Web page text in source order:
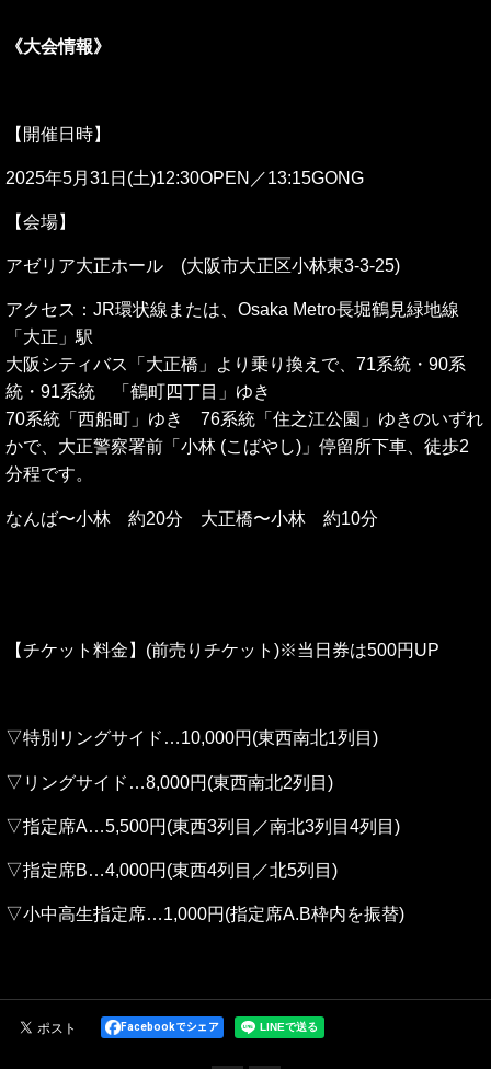
《大会情報》
【開催日時】
2025年5月31日(土)12:30OPEN／13:15GONG
【会場】
アゼリア大正ホール (大阪市大正区小林東3-3-25)
アクセス：JR環状線または、Osaka Metro長堀鶴見緑地線
「大正」駅
大阪シティバス「大正橋」より乗り換えで、71系統・90系
統・91系統 「鶴町四丁目」ゆき
70系統「西船町」ゆき 76系統「住之江公園」ゆきのいずれ
かで、大正警察署前「小林 (こばやし)」停留所下車、徒歩2
分程です。
なんば〜小林 約20分 大正橋〜小林 約10分
【チケット料金】(前売りチケット)※当日券は500円UP
▽特別リングサイド…10,000円(東西南北1列目)
▽リングサイド…8,000円(東西南北2列目)
▽指定席A…5,500円(東西3列目／南北3列目4列目)
▽指定席B…4,000円(東西4列目／北5列目)
▽小中高生指定席…1,000円(指定席A.B枠内を振替)
Facebookでシェア